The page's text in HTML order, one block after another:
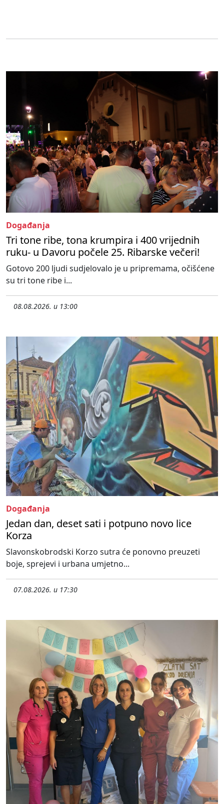
Događanja
Tri tone ribe, tona krumpira i 400 vrijednih
ruku- u Davoru počele 25. Ribarske večeri!
Gotovo 200 ljudi sudjelovalo je u pripremama, očišćene
su tri tone ribe i...
08.08.2026. u 13:00
Događanja
Jedan dan, deset sati i potpuno novo lice
Korza
Slavonskobrodski Korzo sutra će ponovno preuzeti
boje, sprejevi i urbana umjetno...
07.08.2026. u 17:30